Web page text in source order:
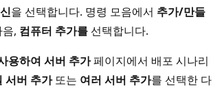
을 선택합니다. 명령 모음에서 추가/만들
, 컴퓨터 추가를 선택합니다.
용하여 서버 추가페이지에서 배포 시나리
서버 추가또는 여러 서버 추가를 선택한 다